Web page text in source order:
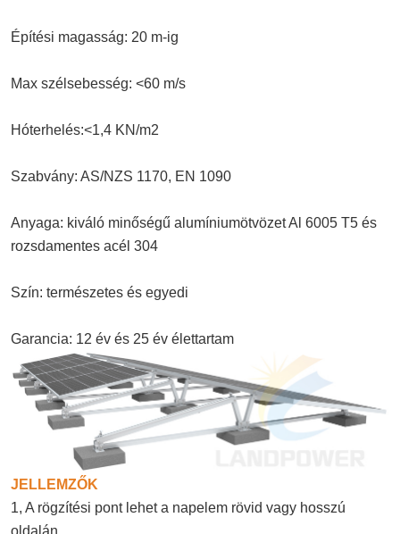
Építési magasság: 20 m-ig
Max szélsebesség: <60 m/s
Hóterhelés:<1,4 KN/m2
Szabvány: AS/NZS 1170, EN 1090
Anyaga: kiváló minőségű alumíniumötvözet Al 6005 T5 és
rozsdamentes acél 304
Szín: természetes és egyedi
Garancia: 12 év és 25 év élettartam
JELLEMZŐK
1, A rögzítési pont lehet a napelem rövid vagy hosszú